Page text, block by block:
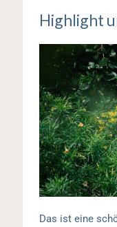
Highlight
Das ist eine